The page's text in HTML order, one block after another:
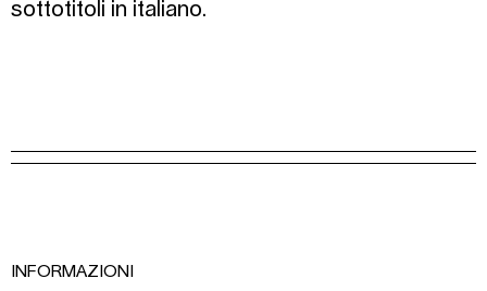
sottotitoli in italiano.
INFORMAZIONI